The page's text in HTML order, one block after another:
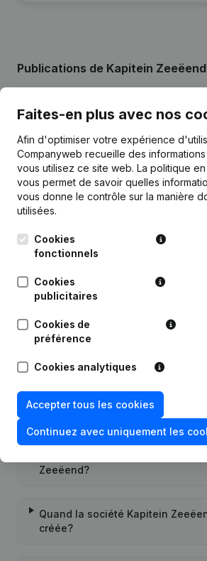
Publications de Kapitein Zeeëend
Date Publication
30-11-2023
Capital - Actions -
(Traduction,
Modifications,
Forme Juridique
Quel est le numéro de TVA de
Zeeëend?
Zeeëend?
Quand la société Kapitein
créée?
Faites-en plus avec nos
Afin d'optimiser votre expérience
Companyweb recueille des
vous utilisez ce site web. La politique
vous permet de savoir quelles
vous donne le contrôle sur la manière
utilisées.
Cookies
fonctionnels
Cookies
publicitaires
Cookies de
préférence
Cookies analytiques
Accepter tous les cookies
Continuez avec uniquement les